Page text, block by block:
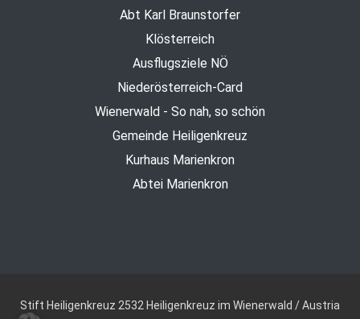
Abt Karl Braunstorfer
Klösterreich
Ausflugsziele NÖ
Niederösterreich-Card
Wienerwald - So nah, so schön
Gemeinde Heiligenkreuz
Kurhaus Marienkron
Abtei Marienkron
Stift Heiligenkreuz 2532 Heiligenkreuz im Wienerwald / Austria